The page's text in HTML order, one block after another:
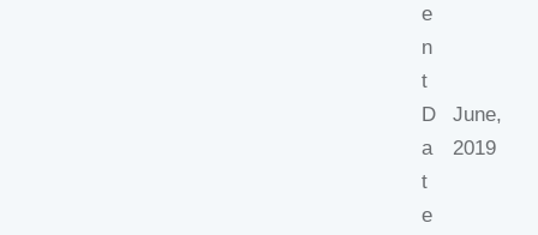
e
n
t
D
a
t
e
June,
2019